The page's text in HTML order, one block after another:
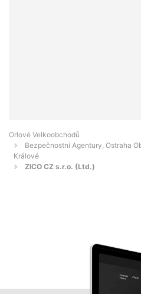
Orlové Velkoobchodů
Bezpečnostní Agentury, Ostraha
Králové
ZICO CZ s.r.o. (Ltd.)